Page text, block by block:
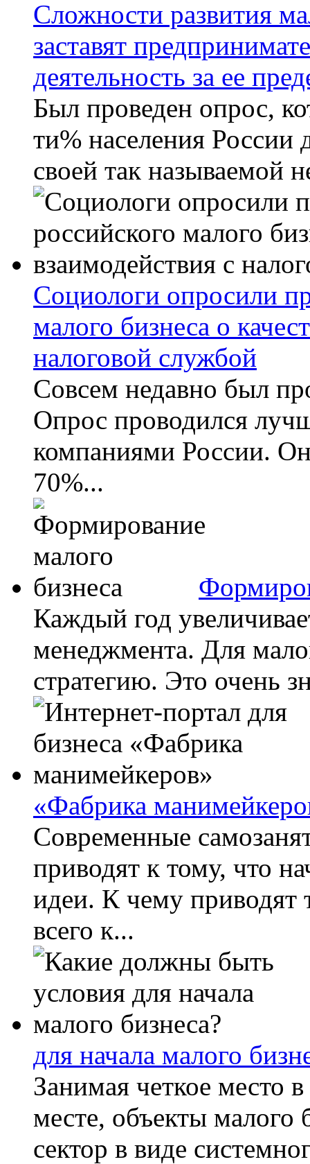
Сложности развития
заставят
деятельность за ее
Был проведен опрос,
ти% населения России
своей так называемой
Социологи опросили
малого бизнеса о
налоговой службой
Совсем недавно был
Опрос проводился
компаниями России.
70%...
Каждый год
менеджмента. Для
стратегию. Это очень
«Фабрика
Современные
приводят к тому, что
идеи. К чему приводят
всего к...
для начала малого
Занимая четкое место
месте, объекты малого
сектор в виде